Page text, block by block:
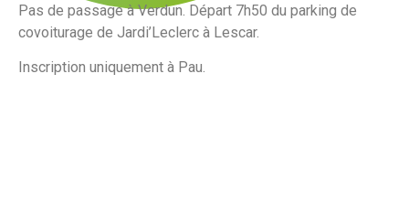
Pas de passage à Verdun. Départ 7h50 du parking de
covoiturage de Jardi’Leclerc à Lescar.
Inscription uniquement à Pau.